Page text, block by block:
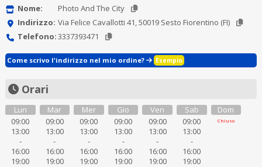
Nome:
Photo And The City
Indirizzo: Via Felice Cavallotti 41, 50019 Sesto Fiorentino (FI)
Telefono:3337393471
Come scrivo l'indirizzo nel mio ordine? Esempio
Orari
Lun
09:00
13:00
-
16:00
19:00
Mar
09:00
13:00
-
16:00
19:00
Mer
09:00
13:00
-
16:00
19:00
Gio
09:00
13:00
-
16:00
19:00
Ven
09:00
13:00
-
16:00
19:00
Sab
09:00
13:00
-
16:00
19:00
Dom
Chiuso